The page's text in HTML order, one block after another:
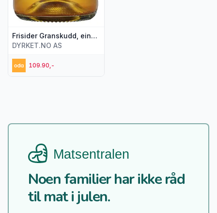
Frisider Granskudd, einebær og hylleblomst, 0,75 l
DYRKET.NO AS
109.90,-
Noen familier har ikke råd
til mat i julen.